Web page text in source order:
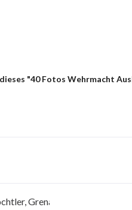
"40 Fotos Wehrmacht